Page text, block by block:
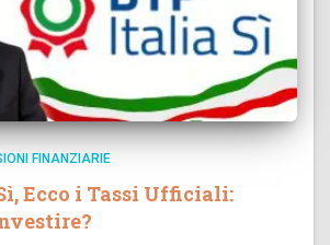
FINANZIARIE
Ecco i Tassi Ufficiali: